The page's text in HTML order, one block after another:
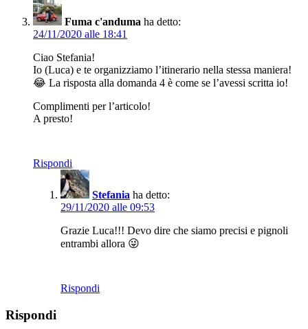
Fuma c'anduma ha detto:
24/11/2020 alle 18:41
Ciao Stefania!
Io (Luca) e te organizziamo l’itinerario nella stessa maniera!
😂 La risposta alla domanda 4 è come se l’avessi scritta io!
Complimenti per l’articolo!
A presto!
Rispondi
Stefania ha detto:
29/11/2020 alle 09:53
Grazie Luca!!! Devo dire che siamo precisi e pignoli
entrambi allora 😜
Rispondi
Rispondi